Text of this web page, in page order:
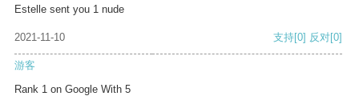
Estelle sent you 1 nude
2021-11-10 支持[0] 反对[0]
游客
Rank 1 on Google With 5